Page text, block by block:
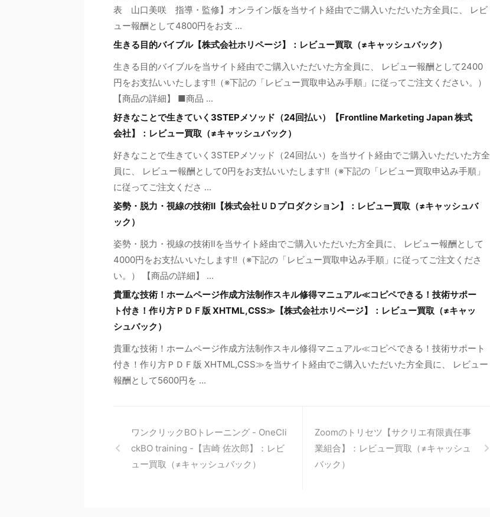
表 山口美咲 指導・監修】オンライン版を当サイト経由でご購入いただいた方全員に、 レビ
ュー報酬として4800円をお支 ...
生きる目的バイブル【株式会社ホリページ】：レビュー買取（≠キャッシュバック）
生きる目的バイブルを当サイト経由でご購入いただいた方全員に、 レビュー報酬として2400
円をお支払いいたします!!（※下記の「レビュー買取申込み手順」に従ってご注文ください。）
【商品の詳細】 ■商品 ...
好きなことで生きていく3STEPメソッド（24回払い）【Frontline Marketing Japan 株式
会社】：レビュー買取（≠キャッシュバック）
好きなことで生きていく3STEPメソッド（24回払い）を当サイト経由でご購入いただいた方全
員に、 レビュー報酬として0円をお支払いいたします!!（※下記の「レビュー買取申込み手順」
に従ってご注文くださ ...
姿勢・脱力・視線の技術Ⅱ【株式会社ＵＤプロダクション】：レビュー買取（≠キャッシュバ
ック）
姿勢・脱力・視線の技術Ⅱを当サイト経由でご購入いただいた方全員に、 レビュー報酬として
4000円をお支払いいたします!!（※下記の「レビュー買取申込み手順」に従ってご注文くださ
い。） 【商品の詳細】 ...
貴重な技術！ホームページ作成方法制作スキル修得マニュアル≪コピペできる！技術サポー
ト付き！作り方ＰＤＦ版 XHTML,CSS≫【株式会社ホリページ】：レビュー買取（≠キャッ
シュバック）
貴重な技術！ホームページ作成方法制作スキル修得マニュアル≪コピペできる！技術サポート
付き！作り方ＰＤＦ版 XHTML,CSS≫を当サイト経由でご購入いただいた方全員に、 レビュー
報酬として5600円を ...
ワンクリックBOトレーニング - OneCli
ckBO training -【吉崎 佐次郎】：レビ
ュー買取（≠キャッシュバック）
Zoomのトリセツ【サクリエ有限責任事
業組合】：レビュー買取（≠キャッシュ
バック）